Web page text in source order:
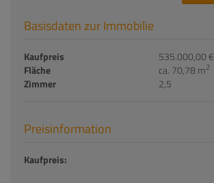
Basisdaten zur Immobilie
Kaufpreis
535.000,00 €
Fläche
ca. 70,78 m2
Zimmer 2,5
Preisinformation
Kaufpreis: